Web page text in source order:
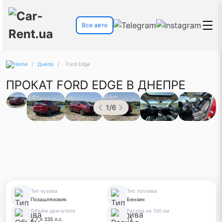
Все авто
/ Днепр / Ford Edge
ПРОКАТ FORD EDGE В ДНЕПРЕ
1/6
Тип кузова
Позашляховик
Тип топлива
Бензин
Объём двигателя
2.7 л 335 л.с.
Расход на 100 км
13